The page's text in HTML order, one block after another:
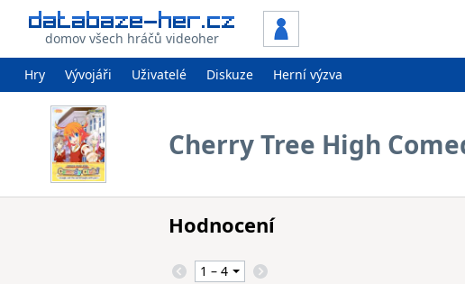
domov všech hráčů videoher
Hry Vývojáři Uživatelé Diskuze Herní výzva
Cherry Tree High
Hodnocení